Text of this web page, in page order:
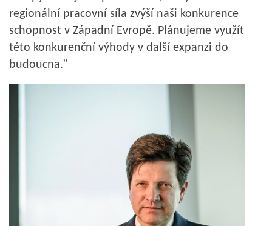
regionální pracovní síla zvýší naši konkurence
schopnost v Západní Evropě. Plánujeme využít
této konkurenční výhody v další expanzi do
budoucna.”